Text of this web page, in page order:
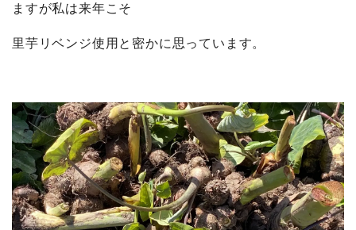
ますが私は来年こそ
里芋リベンジ使用と密かに思っています。